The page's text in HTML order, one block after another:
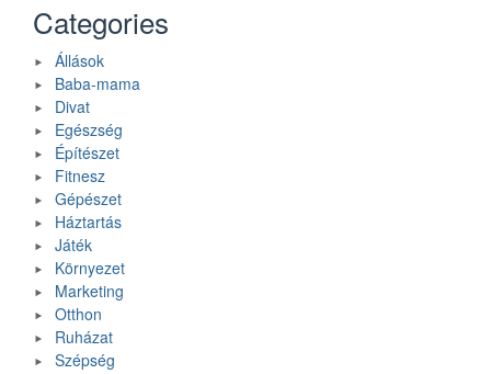
Categories
Állások
Baba-mama
Divat
Egészség
Építészet
Fitnesz
Gépészet
Háztartás
Játék
Környezet
Marketing
Otthon
Ruházat
Szépség